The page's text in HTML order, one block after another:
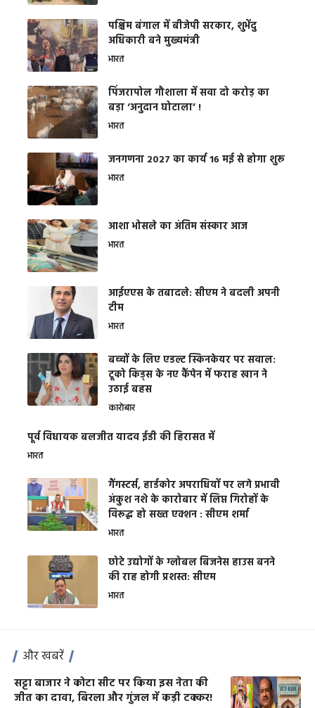
पश्चिम बंगाल में बीजेपी सरकार, शुभेंदु
अधिकारी बने मुख्यमंत्री
भारत
​पिंजरापोल गौशाला में सवा दो करोड़ का
बड़ा ‘अनुदान घोटाला’ !
भारत
जनगणना 2027 का कार्य 16 मई से होगा शुरू
भारत
आशा भोसले का अंतिम संस्कार आज
भारत
आईएएस के तबादले: सीएम ने बदली अपनी
टीम
भारत
बच्चों के लिए एडल्ट स्किनकेयर पर सवाल:
टूको किड्स के नए कैंपेन में फराह खान ने
उठाई बहस
कारोबार
पूर्व विधायक बलजीत यादव ईडी की हिरासत में
भारत
गैंगस्टर्स, हार्डकोर अपराधियों पर लगे प्रभावी
अंकुश नशे के कारोबार में लिप्त गिरोहों के
विरूद्ध हो सख्त एक्शन : सीएम शर्मा
भारत
छोटे उद्योगों के ग्लोबल बिजनेस हाउस बनने
की राह होगी प्रशस्त: सीएम
भारत
और खबरें
सट्टा बाजार ने कोटा सीट पर किया इस नेता की
जीत का दावा, बिरला और गुंजल में कड़ी टक्कर!